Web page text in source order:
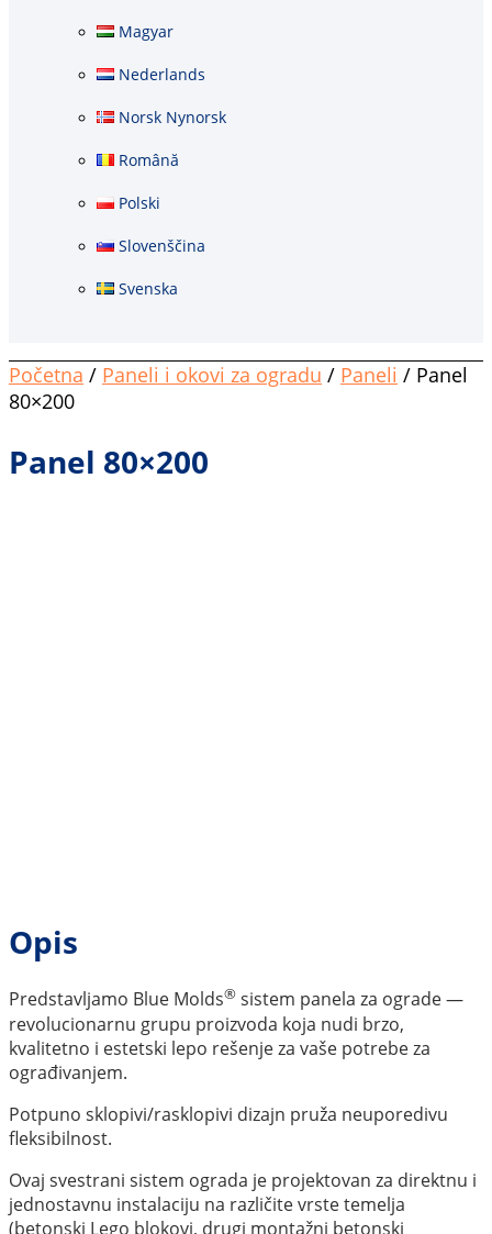
Magyar
Nederlands
Norsk Nynorsk
Română
Polski
Slovenščina
Svenska
Početna / Paneli i okovi za ogradu / Paneli / Panel
80×200
Panel 80×200
Opis
Predstavljamo Blue Molds® sistem panela za ograde —
revolucionarnu grupu proizvoda koja nudi brzo,
kvalitetno i estetski lepo rešenje za vaše potrebe za
ograđivanjem.
Potpuno sklopivi/rasklopivi dizajn pruža neuporedivu
fleksibilnost.
Ovaj svestrani sistem ograda je projektovan za direktnu i
jednostavnu instalaciju na različite vrste temelja
(betonski Lego blokovi, drugi montažni betonski